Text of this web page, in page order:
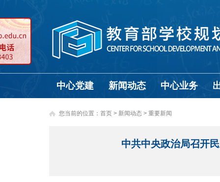
中心党建 新闻动态 中心业务
您当前的位置： 首页 > 新闻动态 > 重要新闻
中共中央政治局召开